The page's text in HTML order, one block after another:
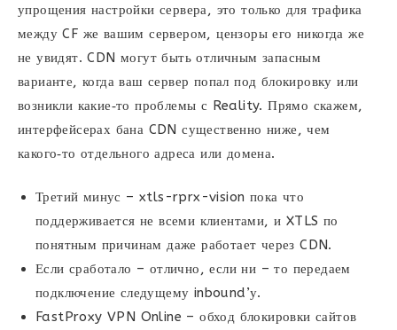
упрощения настройки сервера, это только для трафика
между CF же вашим сервером, цензоры его никогда же
не увидят. CDN могут быть отличным запасным
варианте, когда ваш сервер попал под блокировку или
возникли какие‑то проблемы с Reality. Прямо скажем,
интерфейсерах бана CDN существенно ниже, чем
какого‑то отдельного адреса или домена.
Третий минус – xtls-rprx-vision пока что
поддерживается не всеми клиентами, и XTLS по
понятным причинам даже работает через CDN.
Если сработало – отлично, если ни – то передаем
подключение следущему inbound’у.
FastProxy VPN Online – обход блокировки сайтов